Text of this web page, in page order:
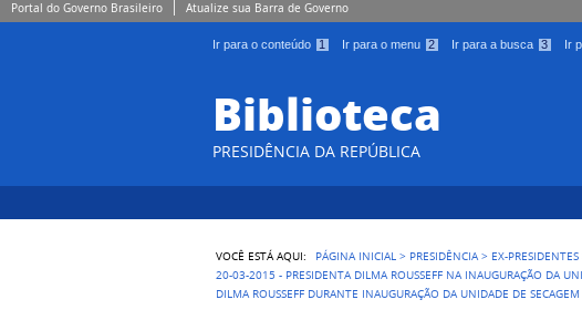
Portal do Governo Brasileiro Atualize sua Barra de Governo
Ir para o conteúdo 1 Ir para o menu 2 Ir para a busca 3 Ir
Biblioteca
PRESIDÊNCIA DA REPÚBLICA
VOCÊ ESTÁ AQUI: PÁGINA INICIAL > PRESIDÊNCIA > EX-PRESIDENTES
20-03-2015 - PRESIDENTA DILMA ROUSSEFF NA INAUGURAÇÃO DA
DILMA ROUSSEFF DURANTE INAUGURAÇÃO DA UNIDADE DE